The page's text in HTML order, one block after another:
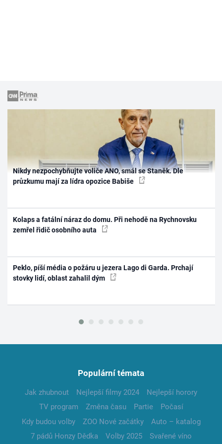
Nikdy nezpochybňujte voliče ANO, smál se Staněk. Dle
průzkumu mají za lídra opozice Babiše
Kolaps a fatální náraz do domu. Při nehodě na Rychnovsku
zemřel řidič osobního auta
Peklo, píší média o požáru u jezera Lago di Garda. Prchají
stovky lidí, oblast zahalil dým
Populární témata
Jak zhubnout Nejlepší filmy 2024
Nejlepší horory
TV program
Změna času Partie
Počasí
Kdy budou volby
ZOO Nové začátky
Auto – katalog
7 pádů Honzy Dědka
Volby 2025
Svařené víno